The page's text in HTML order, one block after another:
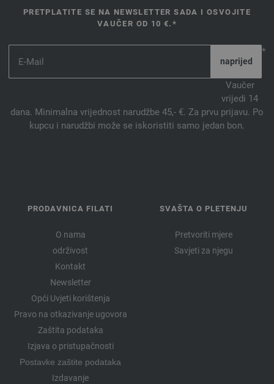
PRETPLATITE SE NA NEWSLETTER SADA I OSVOJITE
VAUČER OD 10 €.*
*
Vaučer
vrijedi 14
dana. Minimalna vrijednost narudžbe 45,- €. Za prvu prijavu. Po
kupcu i narudžbi može se iskoristiti samo jedan bon.
PRODAVNICA FILATI
O nama
održivost
Kontakt
Newsletter
Opći Uvjeti korištenja
Pravo na otkazivanje ugovora
Zaštita podataka
Izjava o pristupačnosti
Postavke zaštite podataka
Izdavanje
SVAŠTA O PLETENJU
Pretvoriti mjere
Savjeti za njegu